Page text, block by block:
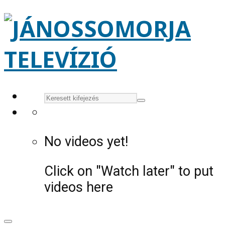
No videos yet!
Click on "Watch later" to put
videos here